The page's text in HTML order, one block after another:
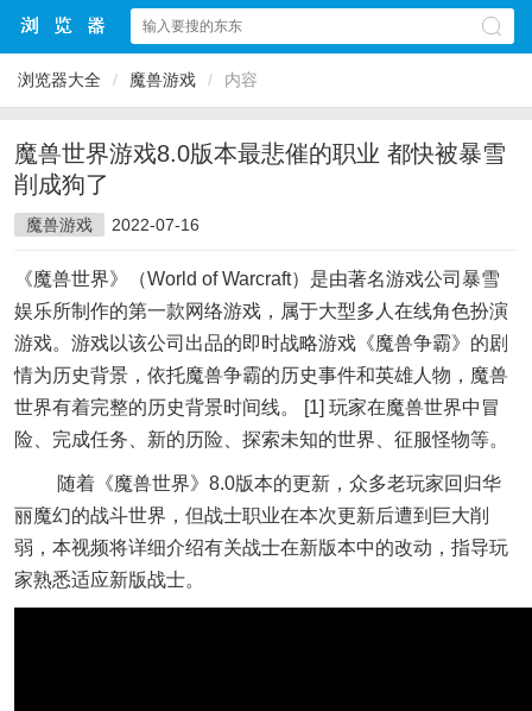
浏览器大全 / 魔兽游戏 / 内容
魔兽世界游戏8.0版本最悲催的职业 都快被暴雪
削成狗了
魔兽游戏 2022-07-16
《魔兽世界》（World of Warcraft）是由著名游戏公司暴雪
娱乐所制作的第一款网络游戏，属于大型多人在线角色扮演
游戏。游戏以该公司出品的即时战略游戏《魔兽争霸》的剧
情为历史背景，依托魔兽争霸的历史事件和英雄人物，魔兽
世界有着完整的历史背景时间线。 [1] 玩家在魔兽世界中冒
险、完成任务、新的历险、探索未知的世界、征服怪物等。
随着《魔兽世界》8.0版本的更新，众多老玩家回归华
丽魔幻的战斗世界，但战士职业在本次更新后遭到巨大削
弱，本视频将详细介绍有关战士在新版本中的改动，指导玩
家熟悉适应新版战士。